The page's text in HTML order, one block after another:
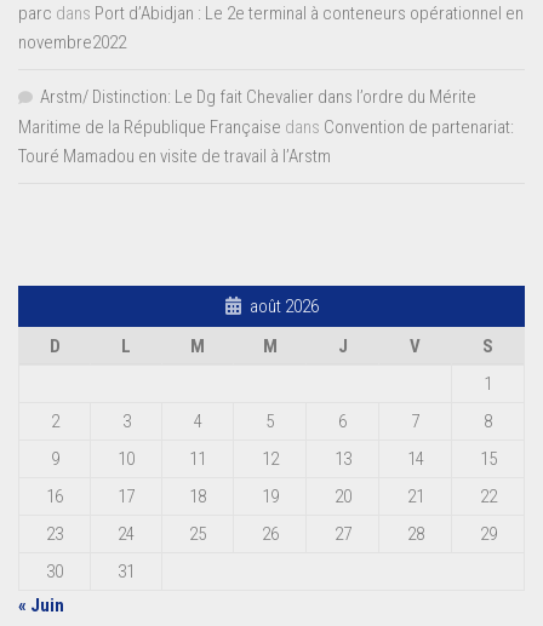
parc dans Port d’Abidjan : Le 2e terminal à conteneurs opérationnel en
novembre2022
Arstm/ Distinction: Le Dg fait Chevalier dans l’ordre du Mérite
Maritime de la République Française dans Convention de partenariat:
Touré Mamadou en visite de travail à l’Arstm
août 2026
D
L M M J V
S
1
2
3 4 5 6 7
8
9
10 11 12 13 14
15
16
17 18 19 20 21
22
23
24 25 26 27 28
29
30
31
« Juin